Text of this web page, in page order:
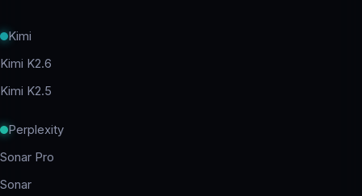
Kimi
Kimi K2.6
Kimi K2.5
Perplexity
Sonar Pro
Sonar